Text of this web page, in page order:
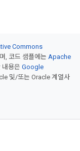
Commons
, 코드 샘플에는 Apache
내용은 Google
및/또는 Oracle 계열사